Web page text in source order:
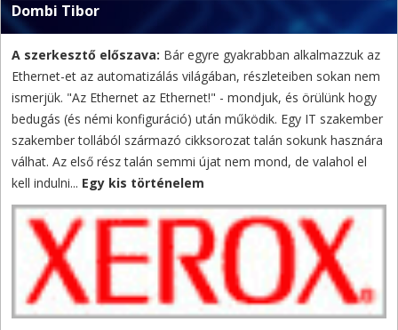
Dombi Tibor
A szerkesztő előszava: Bár egyre gyakrabban alkalmazzuk az
Ethernet-et az automatizálás világában, részleteiben sokan nem
ismerjük. "Az Ethernet az Ethernet!" - mondjuk, és örülünk hogy
bedugás (és némi konfiguráció) után működik. Egy IT szakember
szakember tollából származó cikksorozat talán sokunk hasznára
válhat. Az első rész talán semmi újat nem mond, de valahol el
kell indulni... Egy kis történelem